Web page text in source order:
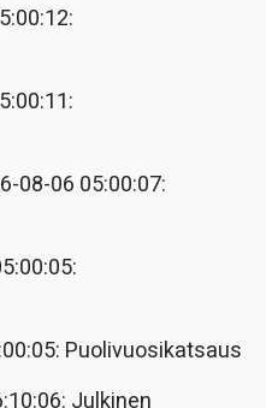
08-06 05:00:07:
Puolivuosikatsaus
Julkinen